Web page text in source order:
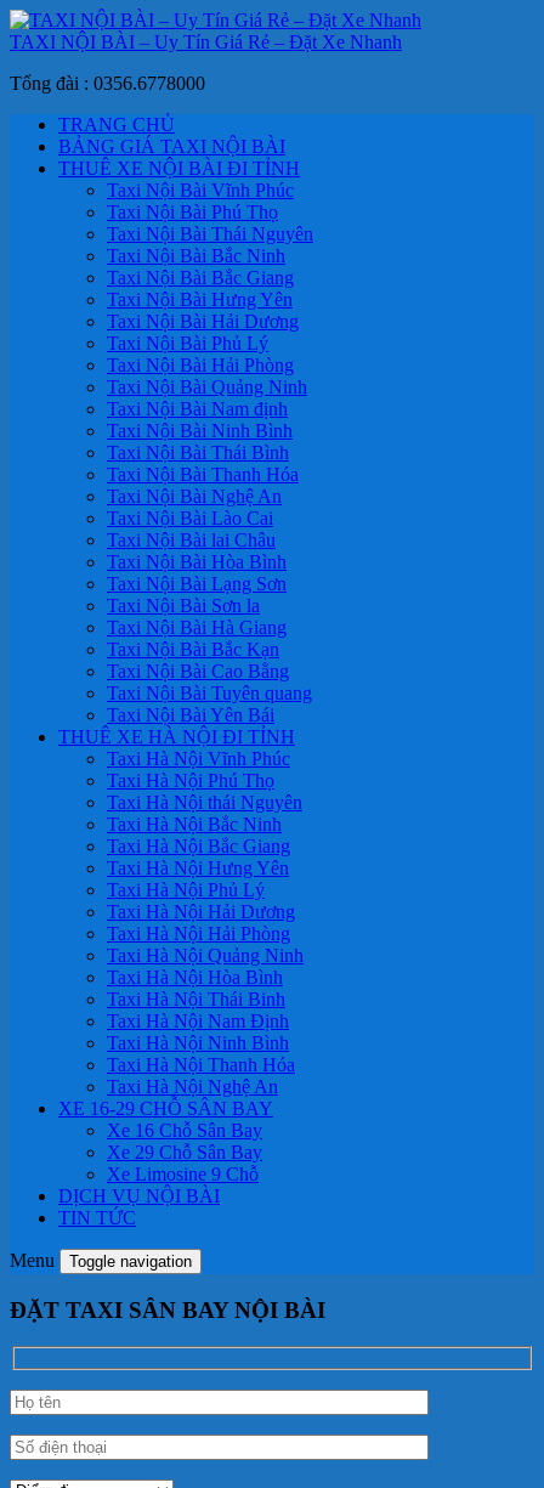
TAXI NỘI BÀI – Uy Tín Giá Rẻ – Đặt Xe Nhanh
Tổng đài : 0356.6778000
TRANG CHỦ
BẢNG GIÁ TAXI NỘI BÀI
THUÊ XE NỘI BÀI ĐI TỈNH
Taxi Nội Bài Vĩnh Phúc
Taxi Nội Bài Phú Thọ
Taxi Nội Bài Thái Nguyên
Taxi Nội Bài Bắc Ninh
Taxi Nội Bài Bắc Giang
Taxi Nội Bài Hưng Yên
Taxi Nội Bài Hải Dương
Taxi Nội Bài Phủ Lý
Taxi Nội Bài Hải Phòng
Taxi Nội Bài Quảng Ninh
Taxi Nội Bài Nam định
Taxi Nội Bài Ninh Bình
Taxi Nội Bài Thái Bình
Taxi Nội Bài Thanh Hóa
Taxi Nội Bài Nghệ An
Taxi Nội Bài Lào Cai
Taxi Nội Bài lai Châu
Taxi Nội Bài Hòa Bình
Taxi Nội Bài Lạng Sơn
Taxi Nội Bài Sơn la
Taxi Nội Bài Hà Giang
Taxi Nội Bài Bắc Kạn
Taxi Nội Bài Cao Bằng
Taxi Nội Bài Tuyên quang
Taxi Nội Bài Yên Bái
THUÊ XE HÀ NỘI ĐI TỈNH
Taxi Hà Nội Vĩnh Phúc
Taxi Hà Nội Phú Thọ
Taxi Hà Nội thái Nguyên
Taxi Hà Nội Bắc Ninh
Taxi Hà Nội Bắc Giang
Taxi Hà Nội Hưng Yên
Taxi Hà Nội Phủ Lý
Taxi Hà Nội Hải Dương
Taxi Hà Nội Hải Phòng
Taxi Hà Nội Quảng Ninh
Taxi Hà Nội Hòa Bình
Taxi Hà Nội Thái Binh
Taxi Hà Nội Nam Định
Taxi Hà Nội Ninh Bình
Taxi Hà Nội Thanh Hóa
Taxi Hà Nội Nghệ An
XE 16-29 CHỖ SÂN BAY
Xe 16 Chỗ Sân Bay
Xe 29 Chỗ Sân Bay
Xe Limosine 9 Chỗ
DỊCH VỤ NỘI BÀI
TIN TỨC
Menu Toggle navigation
ĐẶT TAXI SÂN BAY NỘI BÀI